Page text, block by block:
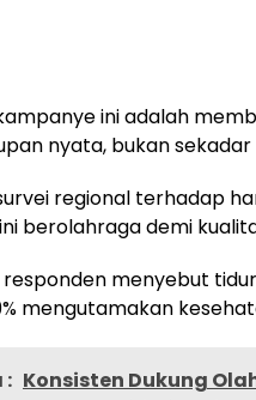
ini adalah
nyata, bukan sekadar
regional terhadap
berolahraga demi
responden menyebut
mengutamakan
: Konsisten Dukung